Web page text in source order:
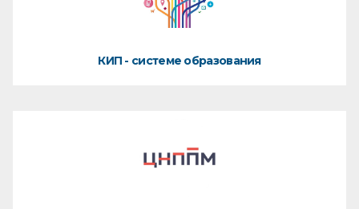
КИП - системе образования